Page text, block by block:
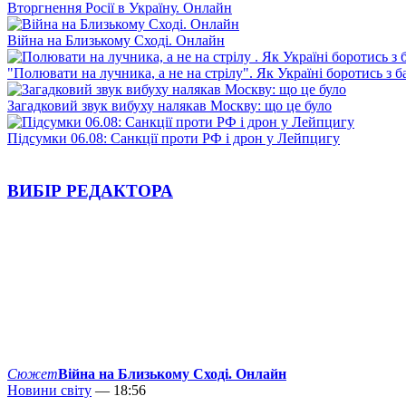
Вторгнення Росії в Україну. Онлайн
Війна на Близькому Сході. Онлайн
"Полювати на лучника, а не на стрілу". Як Україні боротись з
Загадковий звук вибуху налякав Москву: що це було
Підсумки 06.08: Санкції проти РФ і дрон у Лейпцигу
ВИБІР РЕДАКТОРА
СюжетВійна на Близькому Сході. Онлайн
Новини світу — 18:56